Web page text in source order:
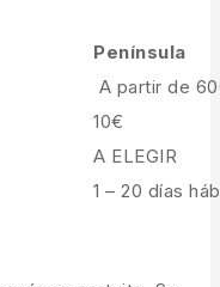
Península
A partir de
10€
A ELEGIR
1 – 20 días